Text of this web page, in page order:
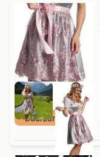
Duurzame Deal